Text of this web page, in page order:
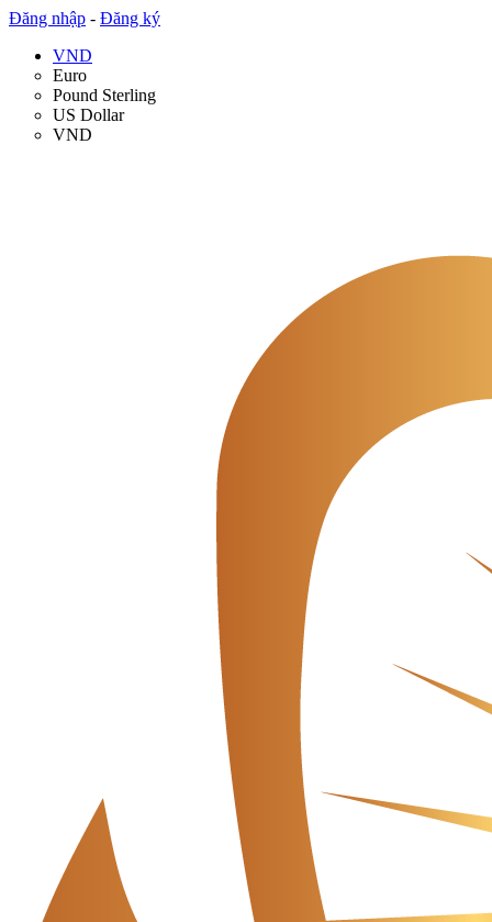
Đăng nhập - Đăng ký
VND
Euro
Pound Sterling
US Dollar
VND